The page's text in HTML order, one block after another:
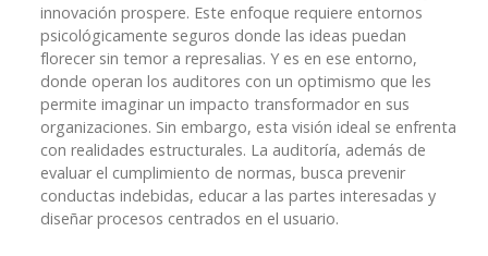
innovación prospere. Este enfoque requiere entornos
psicológicamente seguros donde las ideas puedan
florecer sin temor a represalias. Y es en ese entorno,
donde operan los auditores con un optimismo que les
permite imaginar un impacto transformador en sus
organizaciones. Sin embargo, esta visión ideal se enfrenta
con realidades estructurales. La auditoría, además de
evaluar el cumplimiento de normas, busca prevenir
conductas indebidas, educar a las partes interesadas y
diseñar procesos centrados en el usuario.